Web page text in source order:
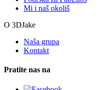
Mi i naš okoliš
O 3DJake
Naša grupa
Kontakt
Pratite nas na